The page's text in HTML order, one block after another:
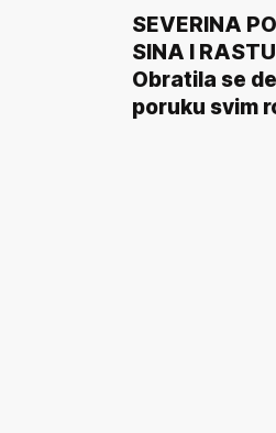
SEVERINA
SINA I
Obratila se
poruku svim